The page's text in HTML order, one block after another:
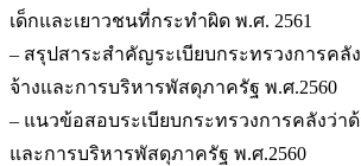
เด็กและเยาวชนที่กระทำผิด พ.ศ. 2561
– สรุปสาระสำคัญระเบียบกระทรวงการคลั
จ้างและการบริหารพัสดุภาครัฐ พ.ศ.2560
– แนวข้อสอบระเบียบกระทรวงการคลังว่า
และการบริหารพัสดุภาครัฐ พ.ศ.2560